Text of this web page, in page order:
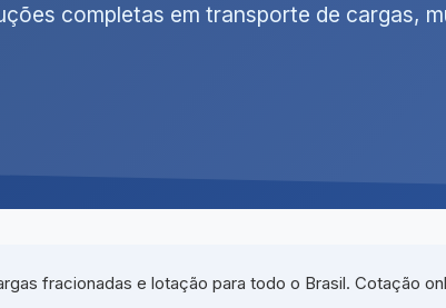
completas em transporte de cargas,
fracionadas e lotação para todo o Brasil. Cotação